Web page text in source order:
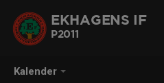
Kalender
EKHAGENS IF
P2011